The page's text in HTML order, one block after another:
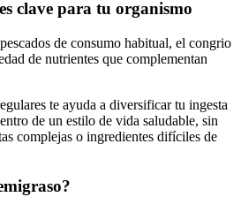
clave para tu organismo
de consumo habitual, el congrio
de nutrientes que complementan
te ayuda a diversificar tu ingesta
de un estilo de vida saludable, sin
complejas o ingredientes difíciles de